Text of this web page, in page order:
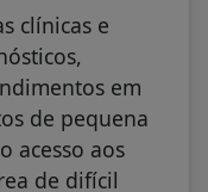
clínicas e
em
de pequena
acesso aos
de difícil